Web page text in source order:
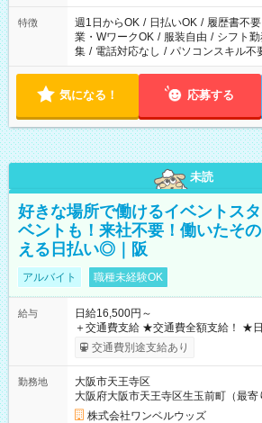
特徴 週1日からOK / 日払いOK / 履歴書不要
業・WワークOK / 服装自由 / シフト勤
集 / 電話対応なし / パソコンスキル不
気になる！ 応募する
未読
好きな場所で働けるイベントス
ベントも！来社不要！働いたそ
える日払い◎｜阪
アルバイト 職種未経験OK
給与
日給16,500円～
＋交通費支給 ★交通費全額支給！ ★日払いOK！（規定あり） ┗
働いたその日に現金GET♪ お仕事後
交通費別途支給あり
勤務地
大阪市天王寺区
大阪府大阪市天王寺区生玉前町（最寄
株式会社ワンベルウッズ